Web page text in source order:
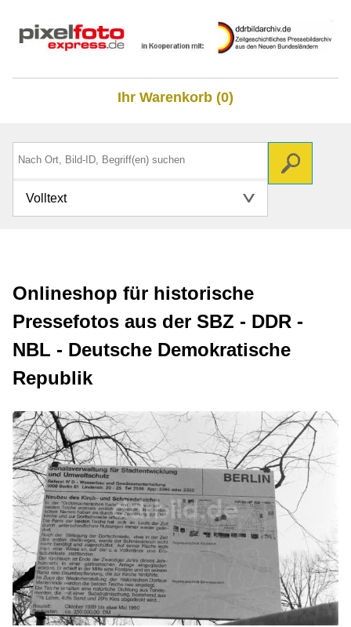
Ihr Warenkorb (0)
Volltext
Onlineshop für historische
Pressefotos aus der SBZ - DDR -
NBL - Deutsche Demokratische
Republik